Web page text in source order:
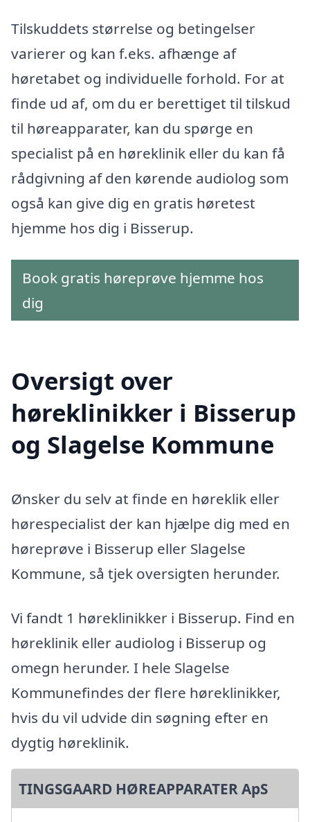
Tilskuddets størrelse og betingelser
varierer og kan f.eks. afhænge af
høretabet og individuelle forhold. For at
finde ud af, om du er berettiget til tilskud
til høreapparater, kan du spørge en
specialist på en høreklinik eller du kan få
rådgivning af den kørende audiolog som
også kan give dig en gratis høretest
hjemme hos dig i Bisserup.
Book gratis høreprøve hjemme hos
dig
Oversigt over
høreklinikker i Bisserup
og Slagelse Kommune
Ønsker du selv at finde en høreklik eller
hørespecialist der kan hjælpe dig med en
høreprøve i Bisserup eller Slagelse
Kommune, så tjek oversigten herunder.
Vi fandt 1 høreklinikker i Bisserup. Find en
høreklinik eller audiolog i Bisserup og
omegn herunder. I hele Slagelse
Kommunefindes der flere høreklinikker,
hvis du vil udvide din søgning efter en
dygtig høreklinik.
TINGSGAARD HØREAPPARATER ApS